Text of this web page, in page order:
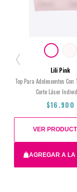
Lili Pink
Top Para Adolescentes Con
Corte Láser
$16.900
AGREGAR A LA
VER